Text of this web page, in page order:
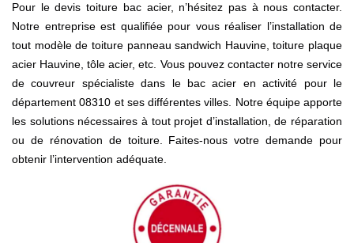
Pour le devis toiture bac acier, n’hésitez pas à nous contacter.
Notre entreprise est qualifiée pour vous réaliser l’installation de
tout modèle de toiture panneau sandwich Hauvine, toiture plaque
acier Hauvine, tôle acier, etc. Vous pouvez contacter notre service
de couvreur spécialiste dans le bac acier en activité pour le
département 08310 et ses différentes villes. Notre équipe apporte
les solutions nécessaires à tout projet d’installation, de réparation
ou de rénovation de toiture. Faites-nous votre demande pour
obtenir l’intervention adéquate.